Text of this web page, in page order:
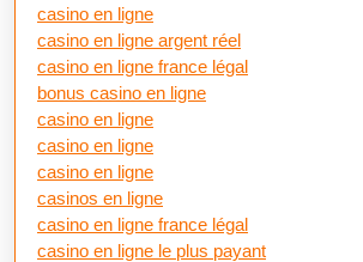
casino en ligne
casino en ligne argent réel
casino en ligne france légal
bonus casino en ligne
casino en ligne
casino en ligne
casino en ligne
casinos en ligne
casino en ligne france légal
casino en ligne le plus payant